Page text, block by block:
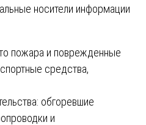
носители информации
пожара и поврежденные
средства,
обгоревшие
и